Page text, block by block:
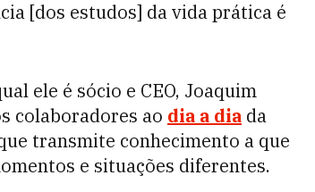
[dos estudos] da vida prática é
ele é sócio e CEO, Joaquim
colaboradores ao dia a dia da
transmite conhecimento a que
e situações diferentes.